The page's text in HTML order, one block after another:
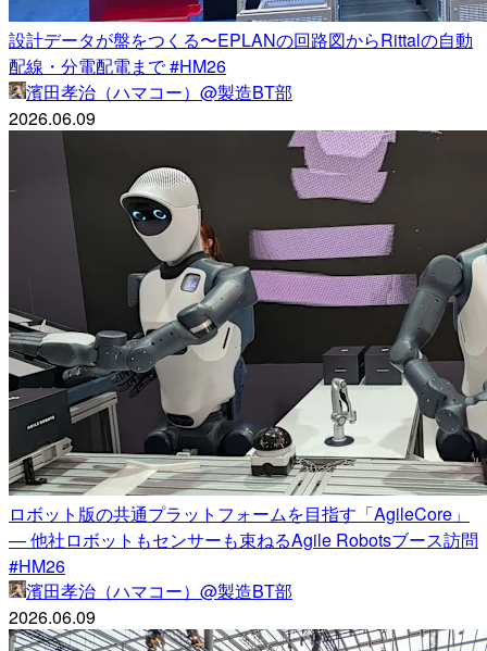
設計データが盤をつくる〜EPLANの回路図からRittalの自動
配線・分電配電まで #HM26
濱田孝治（ハマコー）@製造BT部
2026.06.09
ロボット版の共通プラットフォームを目指す「AgileCore」
— 他社ロボットもセンサーも束ねるAgile Robotsブース訪問
#HM26
濱田孝治（ハマコー）@製造BT部
2026.06.09